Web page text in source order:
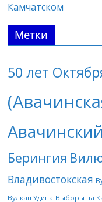
Камчатском
Метки
50 лет
Берингия
Владивостокская
Вулкан Удина Выборы на